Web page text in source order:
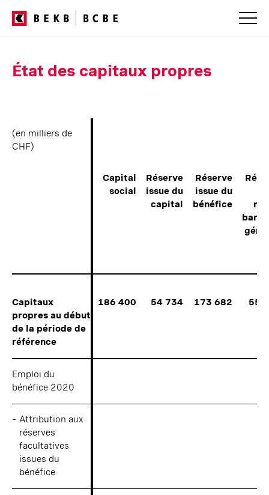
État des capitaux propres
(en milliers de
CHF)
Capital
social
Réserve
issue du
capital
Réserve
issue du
bénéfice
Capitaux
propres au début
de la période de
référence
186 400 54 734 173 682 553
Emploi du
bénéfice 2020
– Attribution aux
réserves
facultatives
issues du
bénéfice
(en milliers de
CHF)
Capitaux
propres au début
de la période de
référence
Emploi du
bénéfice 2020
– Attribution aux
réserves
facultatives
issues du
bénéfice